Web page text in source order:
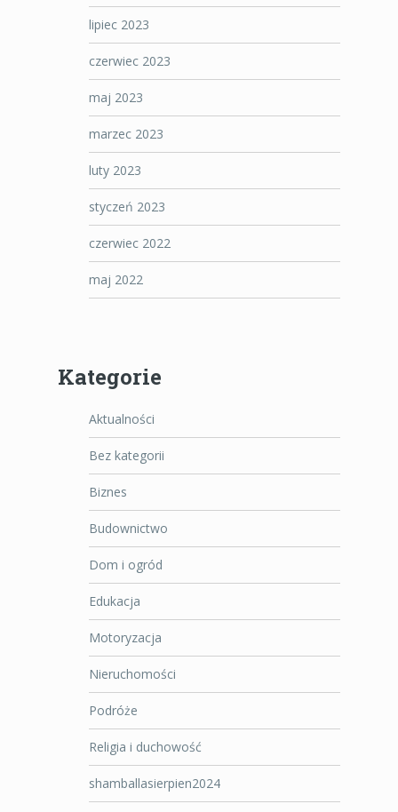
lipiec 2023
czerwiec 2023
maj 2023
marzec 2023
luty 2023
styczeń 2023
czerwiec 2022
maj 2022
Kategorie
Aktualności
Bez kategorii
Biznes
Budownictwo
Dom i ogród
Edukacja
Motoryzacja
Nieruchomości
Podróże
Religia i duchowość
shamballasierpien2024